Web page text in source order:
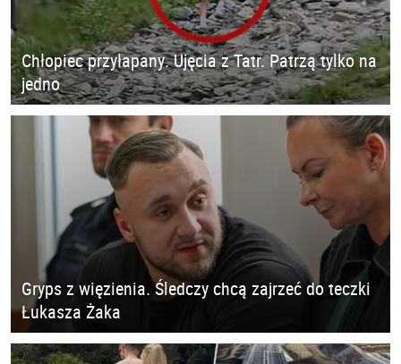
Chłopiec przyłapany. Ujęcia z Tatr. Patrzą tylko na
jedno
Gryps z więzienia. Śledczy chcą zajrzeć do teczki
Łukasza Żaka